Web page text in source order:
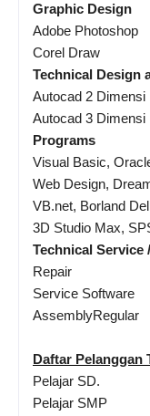
Graphic Design
Adobe Photoshop
Corel Draw
Technical Design
Autocad 2 Dimensi
Autocad 3 Dimensi
Programs
Visual Basic,
Web Design,
VB.net, Borland
3D Studio Max,
Technical Service /
Repair
Service Software
AssemblyRegular
Daftar Pelanggan
Pelajar SD.
Pelajar SMP